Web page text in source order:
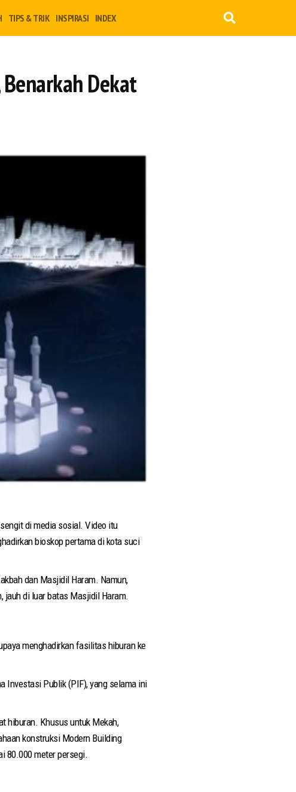
TIPS & TRIK INSPIRASI INDEX
Dekat
di media sosial. Video itu
bioskop pertama di kota suci
dan Masjidil Haram. Namun,
jauh di luar batas Masjidil Haram.
menghadirkan fasilitas hiburan ke
Investasi Publik (PIF), yang selama ini
hiburan. Khusus untuk Mekah,
konstruksi Modern Building
80.000 meter persegi.